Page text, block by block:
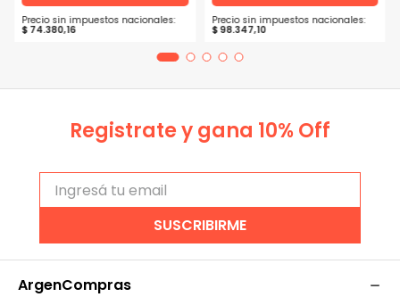
Precio sin impuestos nacionales:
$ 74.380,16
Precio sin impuestos nacionales:
$98.347,10
Registrate y gana 10% Off
SUSCRIBIRME
ArgenCompras